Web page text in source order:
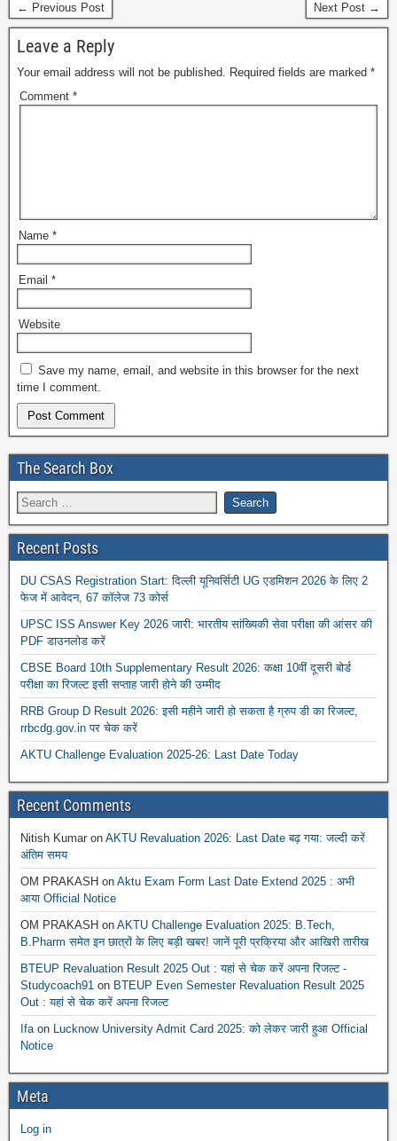
← Previous Post Next Post →
Leave a Reply
Your email address will not be published. Required fields are marked *
Comment *
Name *
Email *
Website
Save my name, email, and website in this browser for the next
time I comment.
The Search Box
Recent Posts
DU CSAS Registration Start: दिल्ली यूनिवर्सिटी UG एडमिशन 2026 के लिए 2
फेज में आवेदन, 67 कॉलेज 73 कोर्स
UPSC ISS Answer Key 2026 जारी: भारतीय सांख्यिकी सेवा परीक्षा की आंसर की
PDF डाउनलोड करें
CBSE Board 10th Supplementary Result 2026: कक्षा 10वीं दूसरी बोर्ड
परीक्षा का रिजल्ट इसी सप्ताह जारी होने की उम्मीद
RRB Group D Result 2026: इसी महीने जारी हो सकता है ग्रुप डी का रिजल्ट,
rrbcdg.gov.in पर चेक करें
AKTU Challenge Evaluation 2025-26: Last Date Today
Recent Comments
Nitish Kumar on AKTU Revaluation 2026: Last Date बढ़ गया: जल्दी करें
अंतिम समय
OM PRAKASH on Aktu Exam Form Last Date Extend 2025 : अभी
आया Official Notice
OM PRAKASH on AKTU Challenge Evaluation 2025: B.Tech,
B.Pharm समेत इन छात्रों के लिए बड़ी खबर! जानें पूरी प्रक्रिया और आखिरी तारीख
BTEUP Revaluation Result 2025 Out : यहां से चेक करें अपना रिजल्ट -
Studycoach91 on BTEUP Even Semester Revaluation Result 2025
Out : यहां से चेक करें अपना रिजल्ट
Ifaon Lucknow University Admit Card 2025: को लेकर जारी हुआ Official
Notice
Meta
Log in